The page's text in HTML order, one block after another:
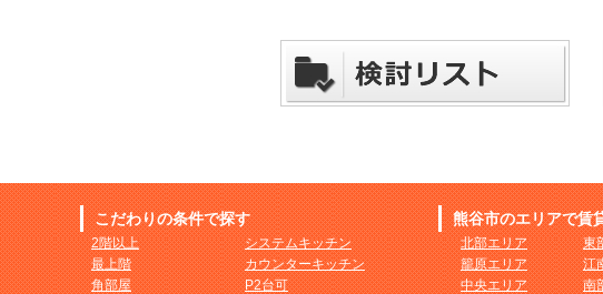
こだわりの条件で探す
2階以上
最上階
角部屋
システムキッチン
カウンターキッチン
P2台可
熊谷市のエリアで賃
北部エリア
籠原エリア
中央エリア
東
江
南